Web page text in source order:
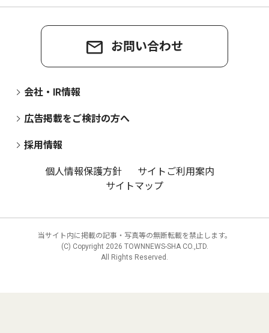
お問い合わせ
会社・IR情報
広告掲載をご検討の方へ
採用情報
個人情報保護方針
サイトご利用案内
サイトマップ
当サイト内に掲載の記事・写真等の無断転載を禁止します。
(C) Copyright 2026 TOWNNEWS-SHA CO.,LTD.
All Rights Reserved.